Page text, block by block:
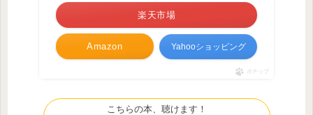
Amazon
楽天市場
Yahooショッピング
ポチップ
こちらの本、聴けます！